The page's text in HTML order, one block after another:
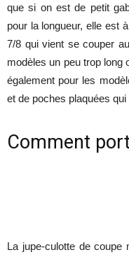
que si on est de petit
pour la longueur, elle est
7/8 qui vient se couper
modèles un peu trop long
également pour les
et de poches plaquées
Comment
La jupe-culotte de